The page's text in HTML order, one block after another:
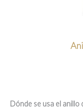
Dónde se usa el anillo